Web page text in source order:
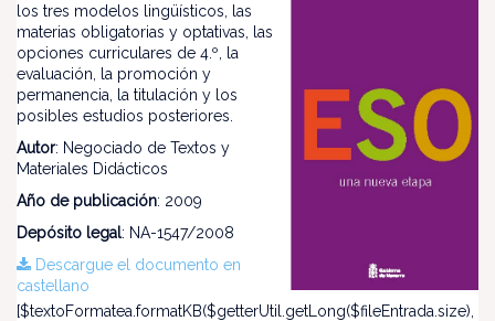
los tres modelos lingüísticos, las
materias obligatorias y optativas, las
opciones curriculares de 4.º, la
evaluación, la promoción y
permanencia, la titulación y los
posibles estudios posteriores.
Autor: Negociado de Textos y
Materiales Didácticos
Año de publicación: 2009
Depósito legal: NA-1547/2008
Descargue el documento en
castellano
[$textoFormatea.formatKB($getterUtil.getLong($fileEntrada.size),